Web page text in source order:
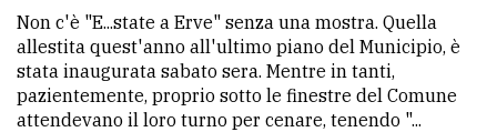
tua
pubblicità
Non c'è "E...state a Erve" senza una mostra. Quella
allestita quest'anno all'ultimo piano del Municipio, è
stata inaugurata sabato sera. Mentre in tanti,
pazientemente, proprio sotto le finestre del Comune
attendevano il loro turno per cenare, tenendo "...